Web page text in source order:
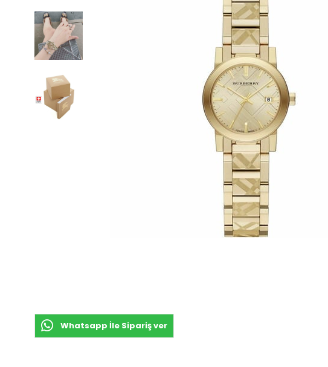
Whatsapp İle Sipariş ver